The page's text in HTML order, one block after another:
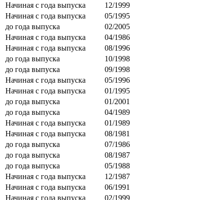
Начиная с года выпуска
12/1999
Начиная с года выпуска
05/1995
до года выпуска
02/2005
Начиная с года выпуска
04/1986
Начиная с года выпуска
08/1996
до года выпуска
10/1998
до года выпуска
09/1998
Начиная с года выпуска
05/1996
Начиная с года выпуска
01/1995
до года выпуска
01/2001
до года выпуска
04/1989
Начиная с года выпуска
01/1989
Начиная с года выпуска
08/1981
до года выпуска
07/1986
до года выпуска
08/1987
до года выпуска
05/1988
Начиная с года выпуска
12/1987
Начиная с года выпуска
06/1991
Начиная с года выпуска
02/1999